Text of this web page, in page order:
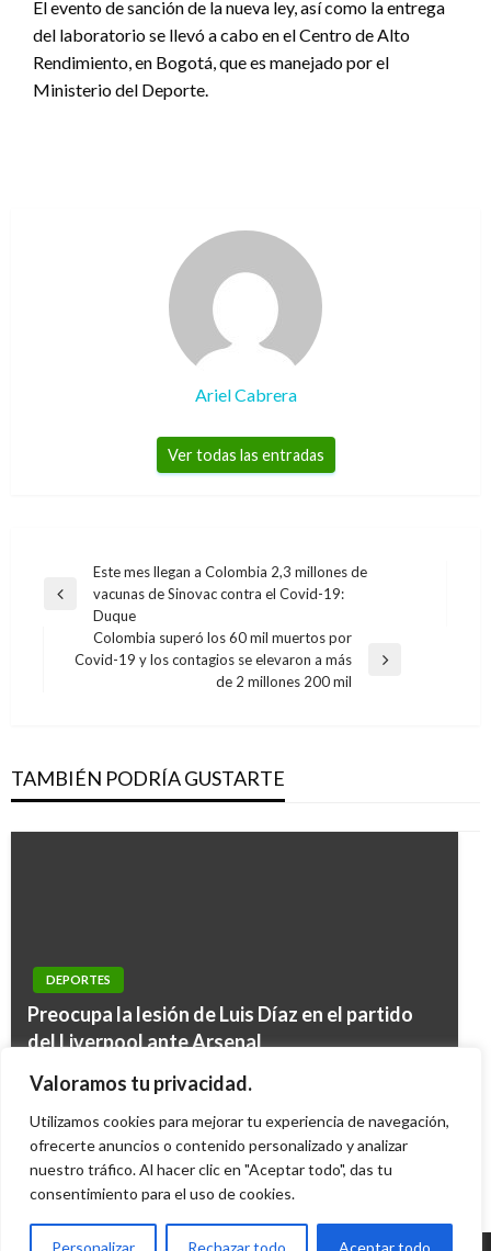
Valoramos tu privacidad.
Utilizamos cookies para mejorar tu experiencia de navegación,
ofrecerte anuncios o contenido personalizado y analizar
nuestro tráfico. Al hacer clic en "Aceptar todo", das tu
consentimiento para el uso de cookies.
Personalizar Rechazar todo Aceptar todo
El evento de sanción de la nueva ley, así como la entrega
del laboratorio se llevó a cabo en el Centro de Alto
Rendimiento, en Bogotá, que es manejado por el
Ministerio del Deporte.
Ariel Cabrera
Ver todas las entradas
Navegación
de
entradas
Entrada
anterior
Este mes llegan a Colombia 2,3 millones de
vacunas de Sinovac contra el Covid-19:
Duque
Entrada
Colombia superó los 60 mil muertos por
Covid-19 y los contagios se elevaron a más
de 2 millones 200 mil
TAMBIÉN PODRÍA GUSTARTE
DEPORTES
Preocupa la lesión de Luis Díaz en el partido
del Liverpool ante Arsenal
Ariel Cabrera lunes octubre 10, 2022
Eliminatorias: Selección Colombia arrancó en
DEPORTES
Campeones por lesión en el muslo
Andres Felipe Gama martes octubre 31, 2017
DEPORTES
Prensa alemana elogia actuación de James
Andres Felipe Gama miércoles septiembre 20, 2017